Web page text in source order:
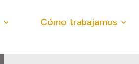
Cómo trabajamos